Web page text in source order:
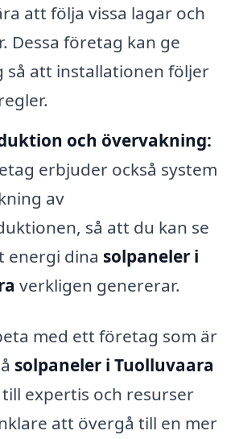
att följa vissa lagar och
Dessa företag kan ge
så att installationen följer
och övervakning:
erbjuder också system
av
så att du kan se
energi dina solpaneler i
verkligen genererar.
med ett företag som är
solpaneler i Tuolluvaara
expertis och resurser
att övergå till en mer